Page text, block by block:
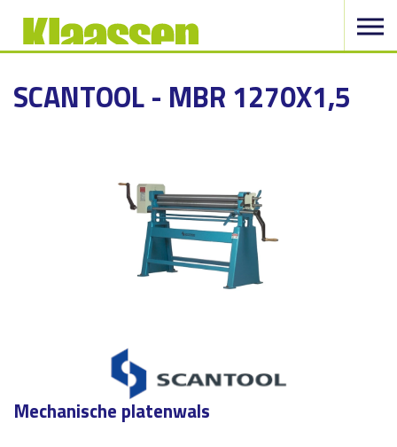
SCANTOOL - MBR 1270X1,5
Mechanische platenwals